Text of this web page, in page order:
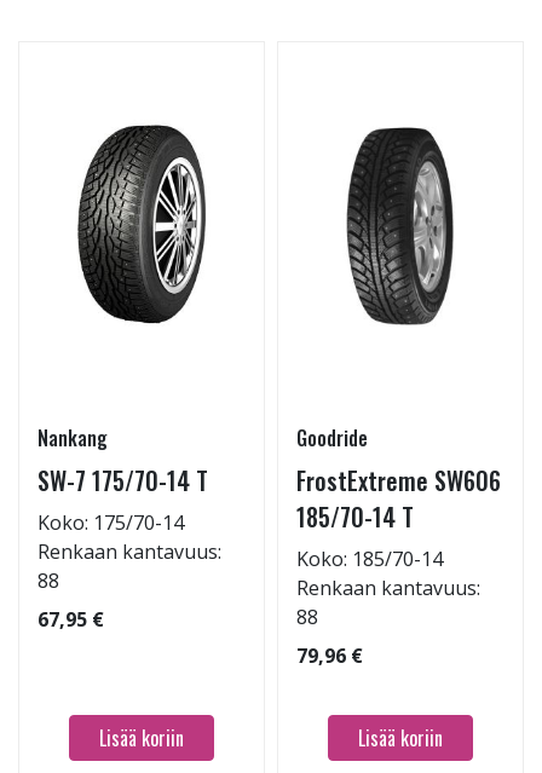
Nankang
SW-7 175/70-14 T
Koko: 175/70-14
Renkaan kantavuus:
88
67,95 €
Lisää koriin
Goodride
FrostExtreme SW606
185/70-14 T
Koko: 185/70-14
Renkaan kantavuus:
88
79,96 €
Lisää koriin